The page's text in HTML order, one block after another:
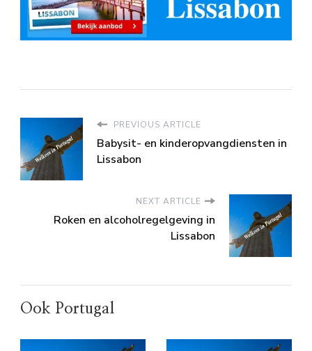
PREVIOUS ARTICLE
Babysit- en kinderopvangdiensten in
Lissabon
NEXT ARTICLE
Roken en alcoholregelgeving in
Lissabon
Ook Portugal